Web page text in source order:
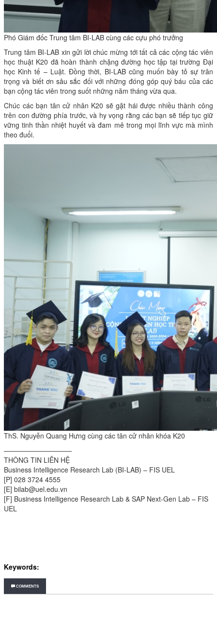
Phó Giám đốc Trung tâm BI-LAB cùng các cựu phó trưởng
Trung tâm BI-LAB xin gửi lời chúc mừng tới tất cả các cộng tác viên
học thuật K20 đã hoàn thành chặng đường học tập tại trường Đại
học Kinh tế – Luật. Đồng thời, BI-LAB cũng muốn bày tỏ sự trân
trọng và biết ơn sâu sắc đối với những đóng góp quý báu của các
bạn cộng tác viên trong suốt những năm tháng vừa qua.
Chúc các bạn tân cử nhân K20 sẽ gặt hái được nhiều thành công
trên con đường phía trước, và hy vọng rằng các bạn sẽ tiếp tục giữ
vững tinh thần nhiệt huyết và đam mê trong mọi lĩnh vực mà mình
theo đuổi.
ThS. Nguyễn Quang Hưng cùng các tân cử nhân khóa K20
——————————
THÔNG TIN LIÊN HỆ
Business Intelligence Research Lab (BI-LAB) – FIS UEL
[P] 028 3724 4555
[E] bilab@uel.edu.vn
[F] Business Intelligence Research Lab & SAP Next-Gen Lab – FIS
UEL
Keywords:
COMMENTS